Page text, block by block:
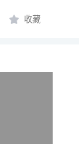
收藏